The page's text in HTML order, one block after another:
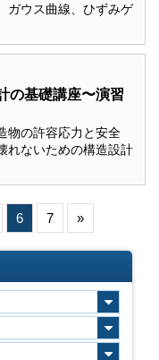
ガウス曲線、ひずみゲ
の基礎講座〜演習
物の許容応力と安全
れないための構造設計
6 7 »